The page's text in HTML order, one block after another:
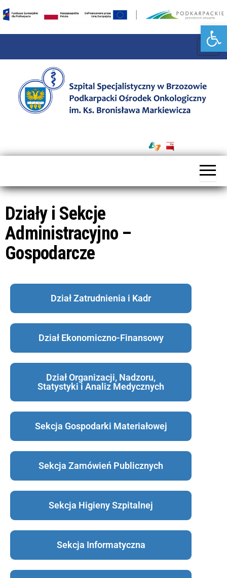
Otwórz pasek narzędzi
P
z
n
a
w
Specjalistyczny
w Brzozowie
Ośrodek
Markiewicza
Działy i Sekcje
Administracyjno –
Gospodarcze
Dział Zatrudnienia i Kadr
Dział Ekonomiczno-Finansowy
Dział Organizacji, Nadzoru,
Statystyki i Analiz Medycznych
Sekcja Gospodarki Materiałowej
Sekcja Zamówień Publicznych
Sekcja Higieny Szpitalnej
Sekcja Informatyczna